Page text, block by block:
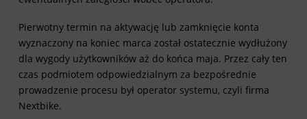
Pierwotny termin na aktywację lub zamknięcie konta
wyznaczony na koniec marca został ostatecznie wydłużony
dla wygody użytkowników aż do końca maja. Przez cały ten
czas podmiotem odpowiedzialnym za bezpośrednie
prowadzenie procesu był operator systemu, czyli firma
Nextbike.